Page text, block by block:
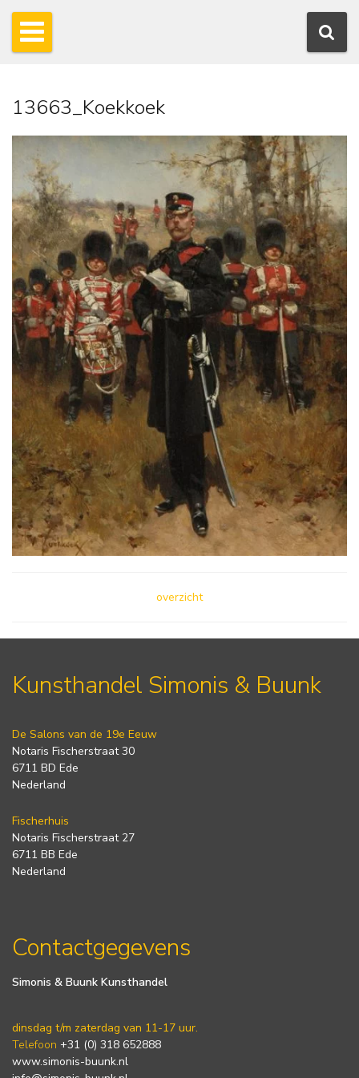
13663_Koekkoek
overzicht
Kunsthandel Simonis & Buunk
De Salons van de 19e Eeuw
Notaris Fischerstraat 30
6711 BD Ede
Nederland
Fischerhuis
Notaris Fischerstraat 27
6711 BB Ede
Nederland
Contactgegevens
Simonis & Buunk Kunsthandel
dinsdag t/m zaterdag van 11-17 uur.
Telefoon +31 (0) 318 652888
www.simonis-buunk.nl